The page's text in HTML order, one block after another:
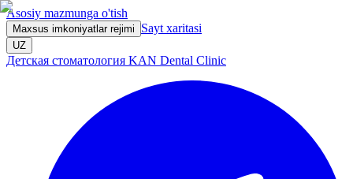
Asosiy mazmunga o'tish
Maxsus imkoniyatlar rejimi Sayt xaritasi
UZ
Детская стоматология KAN Dental Clinic